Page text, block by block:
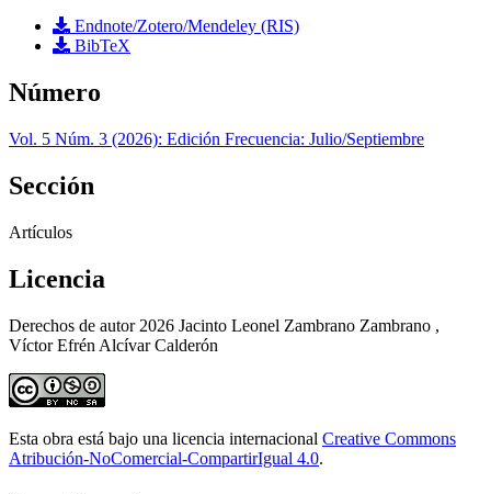
Endnote/Zotero/Mendeley (RIS)
BibTeX
Número
Vol. 5 Núm. 3 (2026): Edición Frecuencia: Julio/Septiembre
Sección
Artículos
Licencia
Derechos de autor 2026 Jacinto Leonel Zambrano Zambrano ,
Víctor Efrén Alcívar Calderón
Esta obra está bajo una licencia internacional Creative Commons
Atribución-NoComercial-CompartirIgual 4.0.